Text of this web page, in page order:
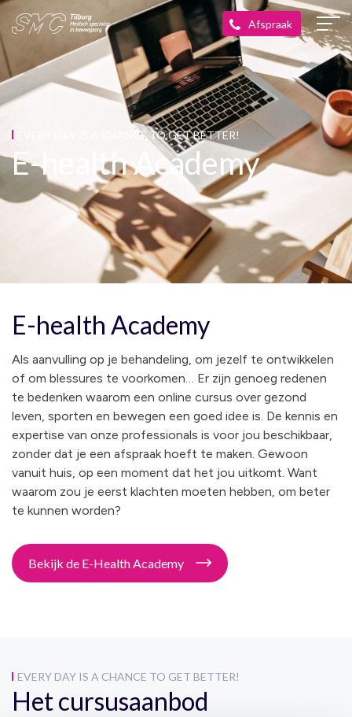
EVERY DAY IS A CHANCE TO GET BETTER!
E-health Academy
E-health Academy
Als aanvulling op je behandeling, om jezelf te ontwikkelen
of om blessures te voorkomen… Er zijn genoeg redenen
te bedenken waarom een online cursus over gezond
leven, sporten en bewegen een goed idee is. De kennis en
expertise van onze professionals is voor jou beschikbaar,
zonder dat je een afspraak hoeft te maken. Gewoon
vanuit huis, op een moment dat het jou uitkomt. Want
waarom zou je eerst klachten moeten hebben, om beter
te kunnen worden?
Bekijk de E-Health Academy
EVERY DAY IS A CHANCE TO GET BETTER!
Het cursusaanbod